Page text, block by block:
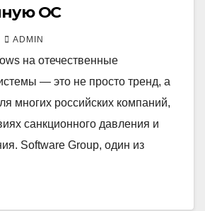
ОС
ADMIN
на отечественные
— это не просто тренд, а
многих российских компаний,
санкционного давления и
Software Group, один из